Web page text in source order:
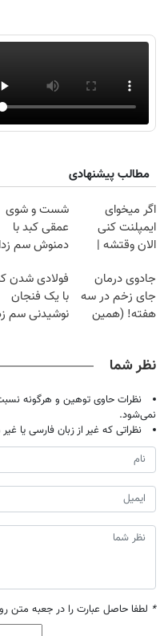
مطالب پیشنهادی
اگر میخوای
ایمپلنت کنی
الان وقتشه |
میلیون تومان!!!
شست و شوی
عمقی کبد با
دمنوش سم
جادوی درمان
جای زخم در سه
هفته! (همین
فولادی شدن
با یک فنجان
نوشیدنی سم
نظر شما
نظرات حاوی توهین و هرگونه
نمی‌شود.
نظراتی که غیر از زبان فارسی یا
* لطفا حاصل عبارت را در جعبه متن